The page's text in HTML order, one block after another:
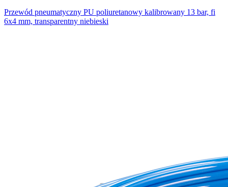
Przewód pneumatyczny PU poliuretanowy kalibrowany 13 bar, fi
6x4 mm, transparentny niebieski